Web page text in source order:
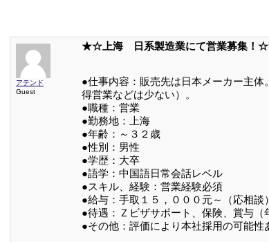
アテンド
Guest
★☆上海 日系製造業にて営業募集！
●仕事内容：販売先は日本メーカー主
得営業などは少ない）。
●職種：営業
●勤務地：上海
●年齢：～３２歳
●性別：男性
●学歴：大卒
●語学：中国語日常会話レベル
●スキル、経験：営業経験必須
●給与：手取１５，０００元～（応相談）
●待遇：Ｚビザサポート、保険、賞与（
●その他：評価により本社採用の可能性